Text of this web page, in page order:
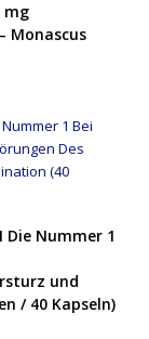
mg
Monascus
Nummer 1
und
/ 40 Kapseln)